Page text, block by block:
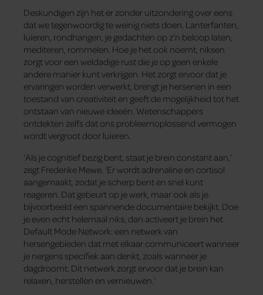
Deskundigen zijn het er zonder uitzondering over eens
dat we tegenwoordig te weinig niets doen. Lanterfanten,
luieren, rondhangen, je gedachten op z’n beloop laten,
mediteren, rommelen. Hoe je het ook noemt, niksen
zorgt voor een weldadige rust die je op geen enkele
andere manier kunt verkrijgen. Het zorgt ervoor dat je
ervaringen worden verwerkt, brengt je hersenen in een
toestand van creativiteit en geeft de mogelijkheid tot het
ontstaan van nieuwe ideeën. Wetenschappers
ontdekten zelfs dat ons probleemoplossend vermogen
wordt vergroot door luieren.
‘Als je cognitief bezig bent, staat je brein constant aan,’
zegt Frederike Mewe. ‘Er wordt adrenaline en cortisol
aangemaakt, zodat je scherp bent en snel kunt
reageren. Dat gebeurt op je werk, maar ook als je
bijvoorbeeld een spannende documentaire bekijkt. Doe
je even echt helemaal niks, dan activeert je brein het
Default Mode Network: een netwerk van
hersengebieden dat met elkaar communiceert wanneer
je nergens specifiek aan denkt, zoals wanneer je
dagdroomt. Dit netwerk zorgt ervoor dat je brein kan
relaxen, herstellen en vernieuwen.’